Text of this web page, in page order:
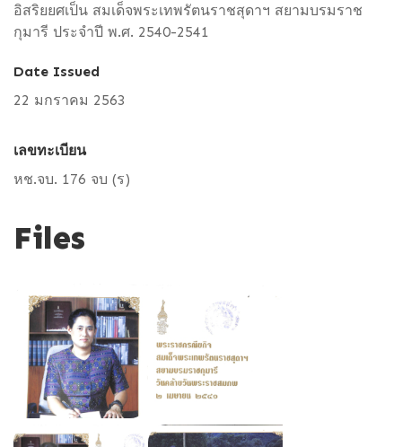
อิสริยยศเป็น สมเด็จพระเทพรัตนราชสุดาฯ สยามบรมราช
กุมารี ประจำปี พ.ศ. 2540-2541
Date Issued
22 มกราคม 2563
เลขทะเบียน
หช.จบ. 176 จบ (ร)
Files